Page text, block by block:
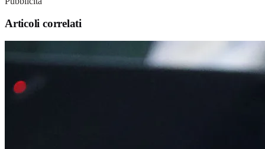
Articoli correlati